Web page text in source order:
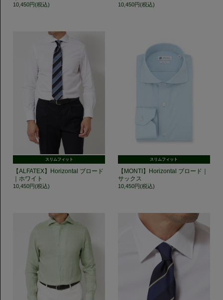
10,450円(税込) 10,450円(税込)
スリムフィット
【ALFATEX】Horizontal ブロード
｜ホワイト
10,450円(税込)
スリムフィット
【MONTI】Horizontal ブロード｜
サックス
10,450円(税込)